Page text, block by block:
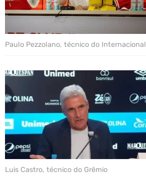
Paulo Pezzolano, técnico do Internacional
Luis Castro, técnico do Grêmio